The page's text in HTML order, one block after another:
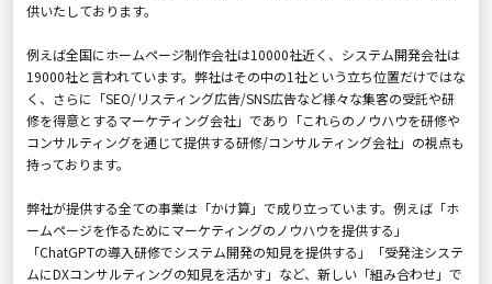
供いたしております。
例えば全国にホームページ制作会社は10000社近く、システム開発会社は
19000社と言われています。弊社はその中の1社という立ち位置だけではな
く、さらに「SEO/リスティング広告/SNS広告など様々な集客の受託や研
修を得意とするマーケティング会社」であり「これらのノウハウを研修や
コンサルティングを通じて提供する研修/コンサルティング会社」の視点も
持っております。
弊社が提供する全ての事業は「かけ算」で成り立っています。例えば「ホ
ームページを作るためにマーケティングのノウハウを提供する」
「ChatGPTの導入研修でシステム開発の知見を提供する」「受発注システ
ムにDXコンサルティングの知見を活かす」など、新しい「組み合わせ」で